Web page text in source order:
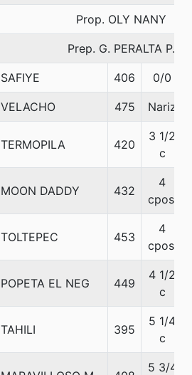
Prop. OLY NANY
Prep. G. PERALTA P.
SAFIYE 406 0/0
VELACHO 475 Nariz
TERMOPILA 420
3 1/2
c
MOON DADDY 432
4
cpos.
TOLTEPEC 453
4
cpos.
POPETA EL NEG 449
4 1/2
c
TAHILI 395
5 1/4
c
5 3/4